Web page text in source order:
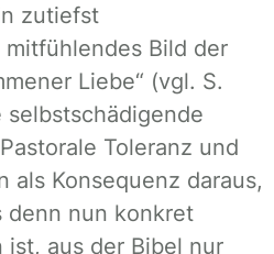
zutiefst
Bild der
Liebe“ (vgl. S.
Toleranz und
als Konsequenz daraus,
denn nun konkret
ist, aus der Bibel nur